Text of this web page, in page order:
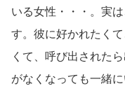
いる女性・・・。実
す。彼に好かれたく
くて、呼び出された
がなくなっても一緒